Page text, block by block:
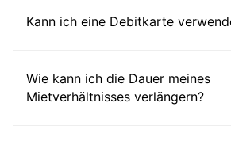
Kann ich eine Debitkarte
Wie kann ich die Dauer meines
Mietverhältnisses verlängern?